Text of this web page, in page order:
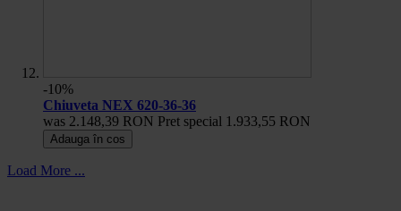
-10%
Chiuveta NEX 620-36-36
was 2.148,39 RON Pret special 1.933,55 RON
Adauga în cos
Load More ...